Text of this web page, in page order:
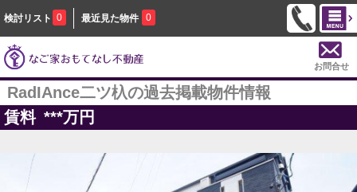
検討リスト 0 最近見た物件 0
お問合せ
RadIAnce二ツ杁の過去掲載物件情報
賃料 ***万円